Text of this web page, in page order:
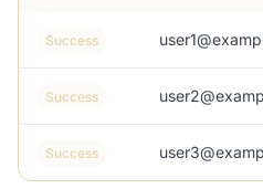
Success
Success
Success